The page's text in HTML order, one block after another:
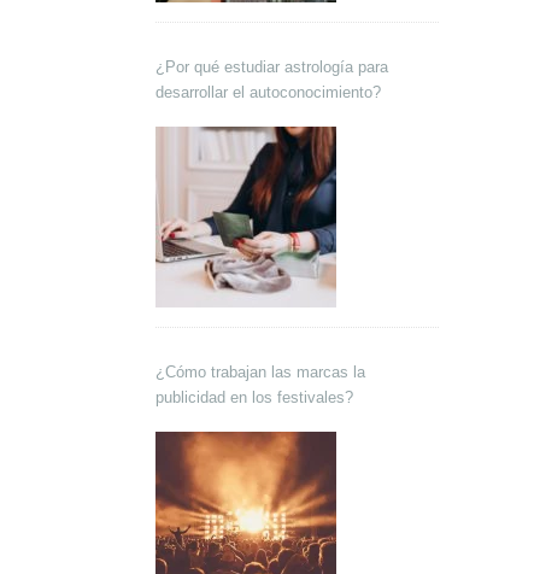
¿Por qué estudiar astrología para
desarrollar el autoconocimiento?
¿Cómo trabajan las marcas la
publicidad en los festivales?